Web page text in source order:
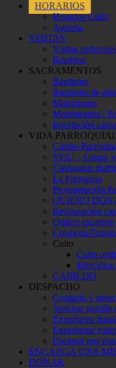
HORARIOS
Horarios Culto
Agenda
VISITAS
Visitas culturales
Retablos
SACRAMENTOS
Bautismo
Bautismo de
Matrimonio
Matrimonios /
Inscripción
VIDA
Cáritas
YOU – Grupo
Catequesis
La Parroquia
Programación
QUIERO
Restauración
Quiero encargar
Colabora/
Culto
Culto
Ejercicios
CABILDO
DESPACHO
Contacto y
Solicitar partida
Expediente
Expediente
Encarga una
ENCARGA UNA
DONAR